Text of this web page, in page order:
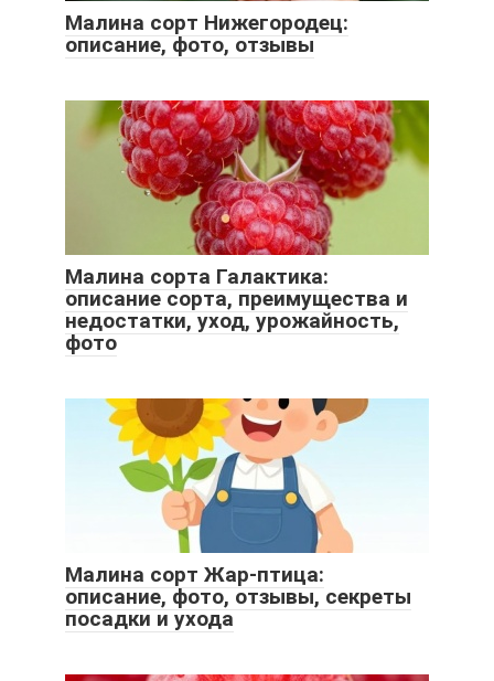
Малина сорт Нижегородец:
описание, фото, отзывы
Малина сорта Галактика:
описание сорта, преимущества и
недостатки, уход, урожайность,
фото
Малина сорт Жар-птица:
описание, фото, отзывы, секреты
посадки и ухода